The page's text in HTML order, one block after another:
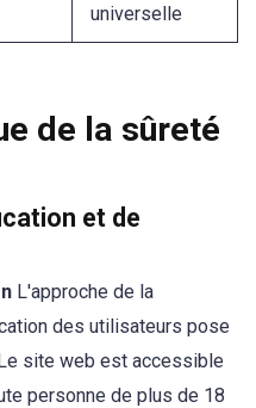
universelle
de la sûreté
et de
L'approche de la
des utilisateurs pose
site web est accessible
personne de plus de 18